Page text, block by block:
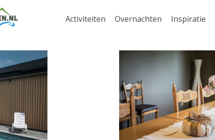
Activiteiten Overnachten Inspiratie